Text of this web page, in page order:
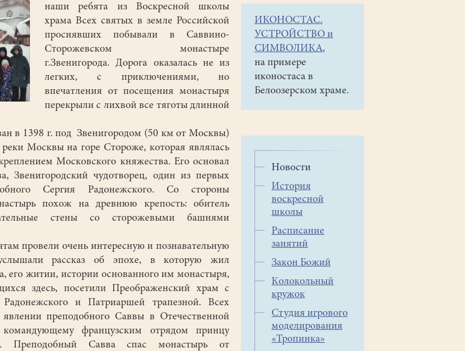
наши ребята из Воскресной школы
храма Всех святых в земле Российской
просиявших побывали в Саввино-
Сторожевском монастыре
г.Звенигорода. Дорога оказалась не из
легких, с приключениями, но
впечатления от посещения монастыря
перекрыли с лихвой все тяготы длинной
в 1398 г. под Звенигородом (50 км от Москвы)
Москвы на горе Стороже, которая являлась
Московского княжества. Его основал
Звенигородский чудотворец, один из первых
Сергия Радонежского. Со стороны
похож на древнюю крепость: обитель
стены со сторожевыми башнями
провели очень интересную и познавательную
рассказ об эпохе, в которую жил
его житии, истории основанного им монастыря,
здесь, посетили Преображенский храм с
и Патриаршей трапезной. Всех
явлении преподобного Саввы в Отечественной
французским отрядом принцу
Преподобный Савва спас монастырь от
ИКОНОСТАС.
УСТРОЙСТВО и
СИМВОЛИКА,
на примере
иконостаса в
Белоозерском храме.
Новости
История
воскресной
школы
Расписание
занятий
Закон Божий
Колокольный
кружок
Студия игрового
моделирования
«Тропинка»